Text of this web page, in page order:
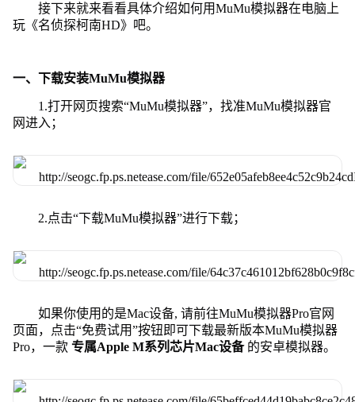
接下来就来看看具体介绍如何用MuMu模拟器在电脑上
玩《名侦探柯南HD》吧。
一、下载安装MuMu模拟器
1.打开网页搜索“MuMu模拟器”，找准MuMu模拟器官
网进入；
2.点击“下载MuMu模拟器”进行下载；
如果你使用的是Mac设备, 请前往MuMu模拟器Pro官网
页面，点击“免费试用”按钮即可下载最新版本MuMu模拟器
Pro，一款 专属Apple M系列芯片Mac设备 的安卓模拟器。